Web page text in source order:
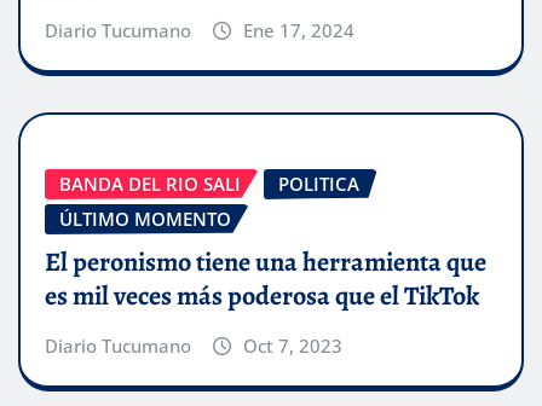
Diario Tucumano Ene 17, 2024
BANDA DEL RIO SALI
POLITICA
ÚLTIMO MOMENTO
El peronismo tiene una herramienta que
es mil veces más poderosa que el TikTok
Diario Tucumano Oct 7, 2023